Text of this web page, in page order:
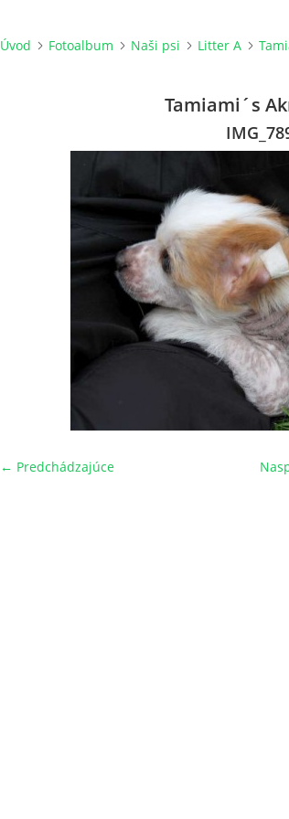
Úvod Fotoalbum Naši psi Litter A
Tamiami´s
← Predchádzajúce